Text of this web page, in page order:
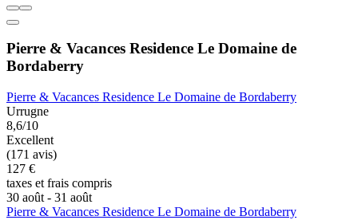
Pierre & Vacances Residence Le Domaine de
Bordaberry
Pierre & Vacances Residence Le Domaine de Bordaberry
Urrugne
8,6/10
Excellent
(171 avis)
127 €
taxes et frais compris
30 août - 31 août
Pierre & Vacances Residence Le Domaine de Bordaberry